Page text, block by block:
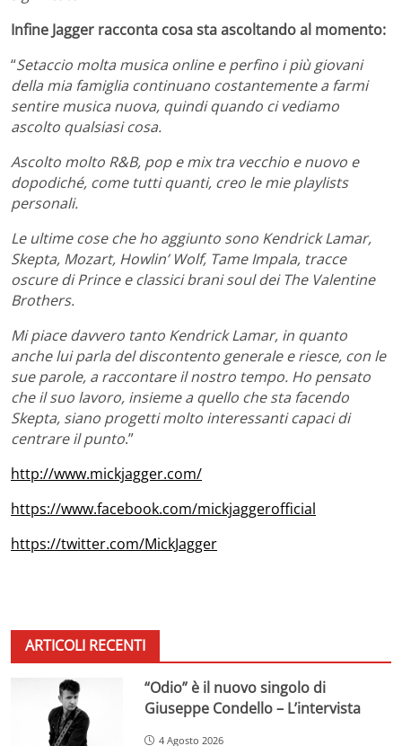
Infine Jagger racconta cosa sta ascoltando al momento:
“Setaccio molta musica online e perfino i più giovani
della mia famiglia continuano costantemente a farmi
sentire musica nuova, quindi quando ci vediamo
ascolto qualsiasi cosa.
Ascolto molto R&B, pop e mix tra vecchio e nuovo e
dopodiché, come tutti quanti, creo le mie playlists
personali.
Le ultime cose che ho aggiunto sono Kendrick Lamar,
Skepta, Mozart, Howlin’ Wolf, Tame Impala, tracce
oscure di Prince e classici brani soul dei The Valentine
Brothers.
Mi piace davvero tanto Kendrick Lamar, in quanto
anche lui parla del discontento generale e riesce, con le
sue parole, a raccontare il nostro tempo. Ho pensato
che il suo lavoro, insieme a quello che sta facendo
Skepta, siano progetti molto interessanti capaci di
centrare il punto.”
http://www.mickjagger.com/
https://www.facebook.com/mickjaggerofficial
https://twitter.com/MickJagger
ARTICOLI RECENTI
“Odio” è il nuovo singolo di
Giuseppe Condello – L’intervista
4 Agosto 2026